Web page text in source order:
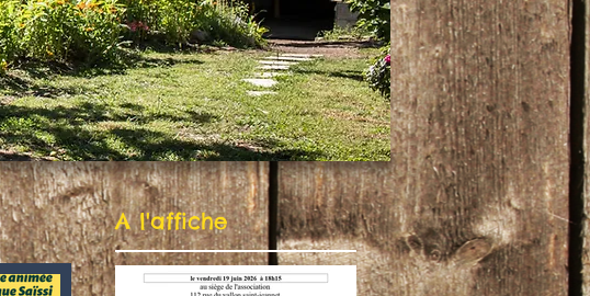
A l'affiche